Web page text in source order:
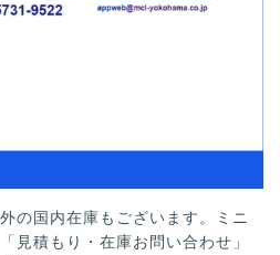
の国内在庫もございます。ミニ
見積もり・在庫お問い合わせ」